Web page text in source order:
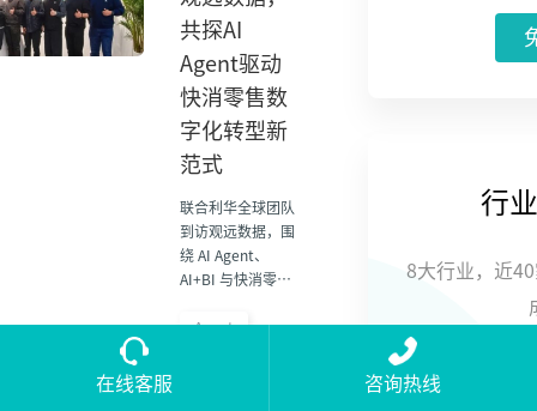
共探AI
Agent驱动
快消零售数
字化转型新
范式
联合利华全球团队
到访观远数据，围
绕 AI Agent、
AI+BI 与快消零售
流。双方结合业务
Agent
行
8大行业，近
在线客服 咨询热线